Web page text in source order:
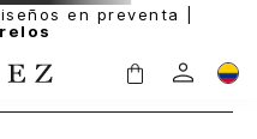
en preventa |